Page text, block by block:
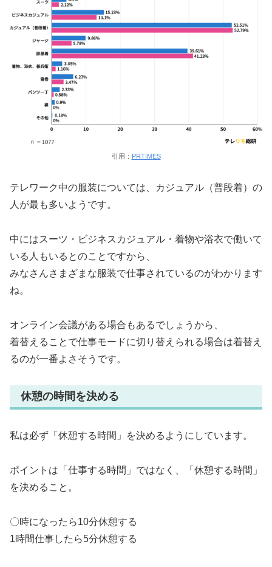
引用： PRTIMES
テレワーク中の服装については、カジュアル（普段着）の
人が最も多いようです。
中にはスーツ・ビジネスカジュアル・着物や浴衣で働いて
いる人もいるとのことですから、
みなさんさまざまな服装で仕事されているのがわかります
ね。
オンライン会議がある場合もあるでしょうから、
着替えることで仕事モードに切り替えられる場合は着替え
るのが一番よさそうです。
休憩の時間を決める
私は必ず「休憩する時間」を決めるようにしています。
ポイントは「仕事する時間」ではなく、「休憩する時間」
を決めること。
〇時になったら10分休憩する
1時間仕事したら5分休憩する